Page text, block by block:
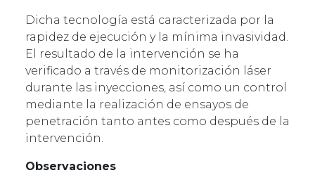
Dicha tecnología está caracterizada por la
rapidez de ejecución y la mínima invasividad.
El resultado de la intervención se ha
verificado a través de monitorización láser
durante las inyecciones, así como un control
mediante la realización de ensayos de
penetración tanto antes como después de la
intervención.
Observaciones